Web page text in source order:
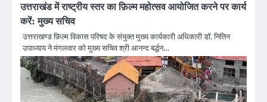
उत्तराखंड में राष्ट्रीय स्तर का फ़िल्म महोत्सव आयोजित करने पर कार्य
करें: मुख्य सचिव
उत्तराखण्ड फ़िल्म विकास परिषद के संयुक्त मुख्य कार्यकारी अधिकारी डॉ. नितिन
उपाध्याय ने मंगलवार को मुख्य सचिव श्री आनन्द बर्द्धन…